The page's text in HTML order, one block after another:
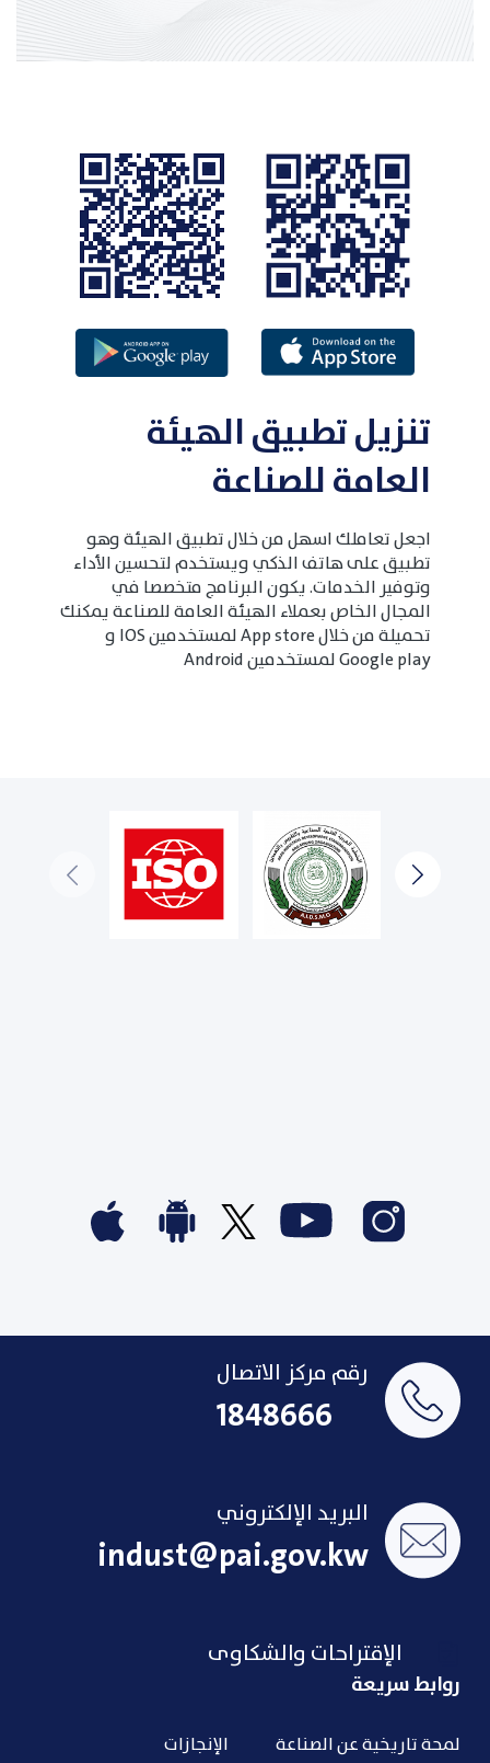
تنزيل تطبيق الهيئة
العامة للصناعة
اجعل تعاملك اسهل من خلال تطبيق الهيئة وهو
تطبيق على هاتف الذكي ويستخدم لتحسين الأداء
وتوفير الخدمات. يكون البرنامج متخصصا في
المجال الخاص بعملاء الهيئة العامة للصناعة يمكنك
تحميلة من خلال App store لمستخدمين IOS و
Google play لمستخدمين Android
رقم مركز الاتصال
1848666
البريد الإلكتروني
indust@pai.gov.kw
الإقتراحات والشكاوى
روابط سريعة
لمحة تاريخية عن الصناعة الإنجازات